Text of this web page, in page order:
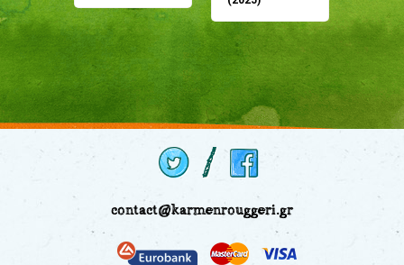
(2024)
contact@karmenrouggeri.gr